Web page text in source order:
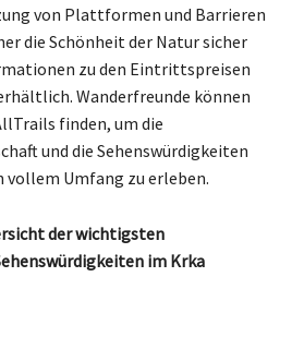
von Plattformen und Barrieren
die Schönheit der Natur sicher
zu den Eintrittspreisen
Wanderfreunde können
finden, um die
und die Sehenswürdigkeiten
Umfang zu erleben.
der wichtigsten
im Krka